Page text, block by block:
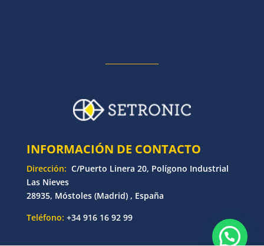
INFORMACIÓN DE CONTACTO
Dirección: C/Puerto Linera 20, Polígono Industrial
Las Nieves
28935, Móstoles (Madrid) , España
Teléfono: +34 916 16 92 99